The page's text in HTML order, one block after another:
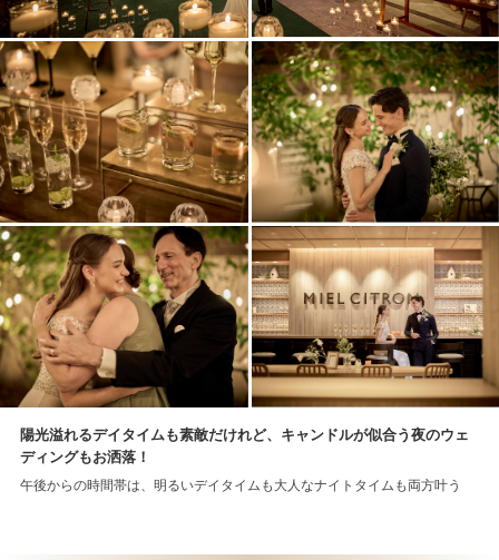
陽光溢れるデイタイムも素敵だけれど、キャンドルが似合う夜のウェ
ディングもお洒落！
午後からの時間帯は、明るいデイタイムも大人なナイトタイムも両方叶う